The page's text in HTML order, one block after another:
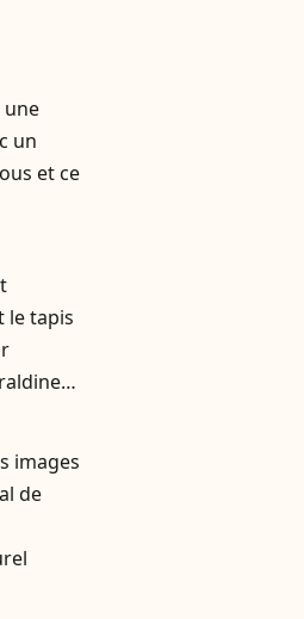
une
un
et ce
le tapis
images
de